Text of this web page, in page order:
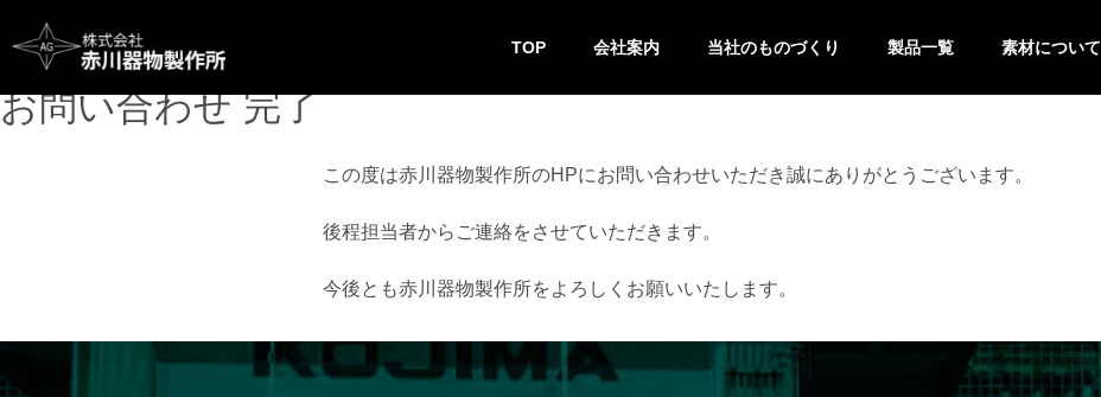
TOP 会社案内 当社のものづくり 製品一覧 素材について
株式会社 赤川器物製作所
お問い合わせ 完了
この度は赤川器物製作所のHPにお問い合わせいただき誠にありがとうございます。
後程担当者からご連絡をさせていただきます。
今後とも赤川器物製作所をよろしくお願いいたします。